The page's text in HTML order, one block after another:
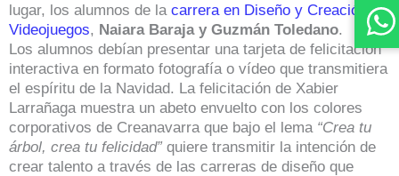
lugar, los alumnos de la carrera en Diseño y Creación de
Videojuegos, Naiara Baraja y Guzmán Toledano.
Los alumnos debían presentar una tarjeta de felicitación
interactiva en formato fotografía o vídeo que transmitiera
el espíritu de la Navidad. La felicitación de Xabier
Larrañaga muestra un abeto envuelto con los colores
corporativos de Creanavarra que bajo el lema “Crea tu
árbol, crea tu felicidad”quiere transmitir la intención de
crear talento a través de las carreras de diseño que